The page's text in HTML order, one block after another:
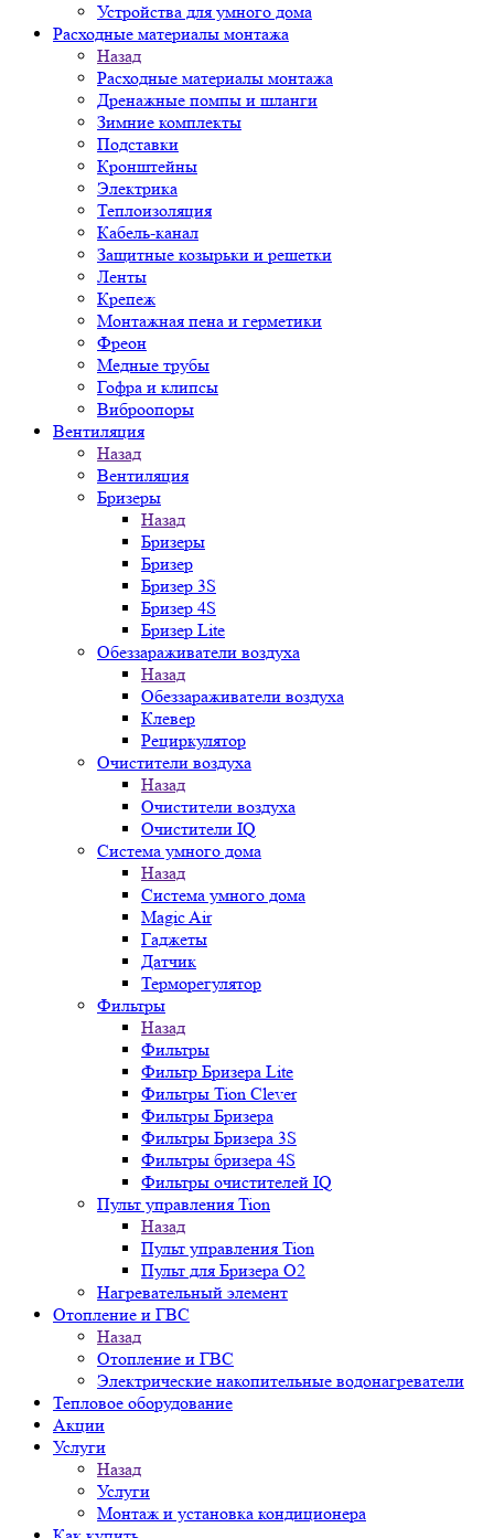
Устройства для умного дома
Расходные материалы монтажа
Назад
Расходные материалы монтажа
Дренажные помпы и шланги
Зимние комплекты
Подставки
Кронштейны
Электрика
Теплоизоляция
Кабель-канал
Защитные козырьки и решетки
Ленты
Крепеж
Монтажная пена и герметики
Фреон
Медные трубы
Гофра и клипсы
Виброопоры
Вентиляция
Назад
Вентиляция
Бризеры
Назад
Бризеры
Бризер
Бризер 3S
Бризер 4S
Бризер Lite
Обеззараживатели воздуха
Назад
Обеззараживатели воздуха
Клевер
Рециркулятор
Очистители воздуха
Назад
Очистители воздуха
Очистители IQ
Система умного дома
Назад
Система умного дома
Magic Air
Гаджеты
Датчик
Терморегулятор
Фильтры
Назад
Фильтры
Фильтр Бризера Lite
Фильтры Tion Clever
Фильтры Бризера
Фильтры Бризера 3S
Фильтры бризера 4S
Фильтры очистителей IQ
Пульт управления Tion
Назад
Пульт управления Tion
Пульт для Бризера O2
Нагревательный элемент
Отопление и ГВС
Назад
Отопление и ГВС
Электрические накопительные водонагреватели
Тепловое оборудование
Акции
Услуги
Назад
Услуги
Монтаж и установка кондиционера